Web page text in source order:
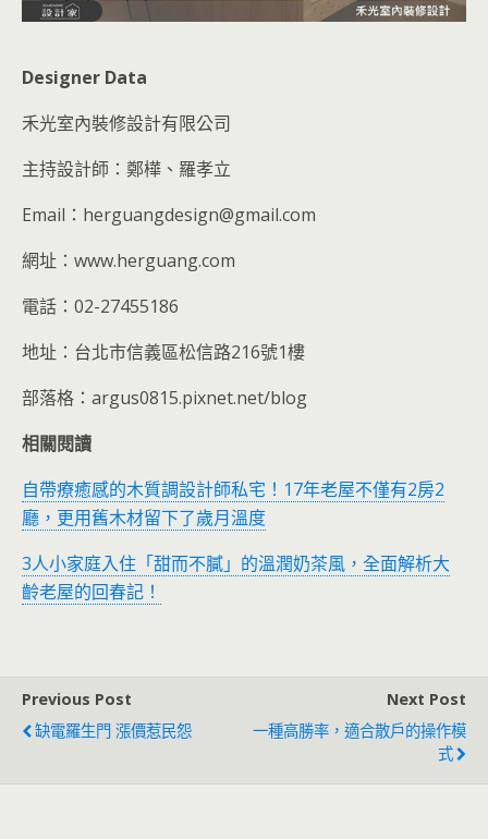
Designer Data
禾光室內裝修設計有限公司
主持設計師：鄭樺、羅孝立
Email：herguangdesign@gmail.com
網址：www.herguang.com
電話：02-27455186
地址：台北市信義區松信路216號1樓
部落格：argus0815.pixnet.net/blog
相關閱讀
自帶療癒感的木質調設計師私宅！17年老屋不僅有2房2
廳，更用舊木材留下了歲月溫度
3人小家庭入住「甜而不膩」的溫潤奶茶風，全面解析大
齡老屋的回春記！
Previous Post
缺電羅生門 漲價惹民怨
Next Post
一種高勝率，適合散戶的操作模
式